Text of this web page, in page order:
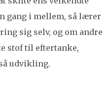
gang i mellem, så lærer
sig selv, og om andre
stof til eftertanke,
udvikling.